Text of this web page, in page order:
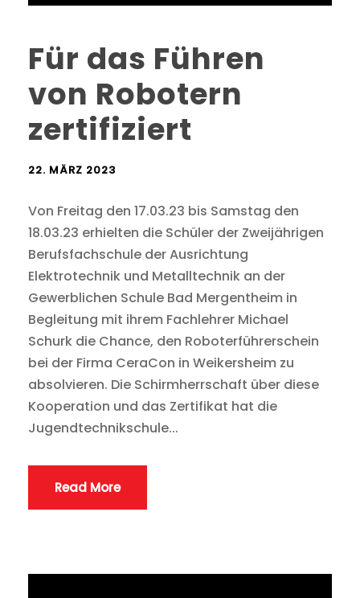
Für das Führen
von Robotern
zertifiziert
22. MÄRZ 2023
Von Freitag den 17.03.23 bis Samstag den
18.03.23 erhielten die Schüler der Zweijährigen
Berufsfachschule der Ausrichtung
Elektrotechnik und Metalltechnik an der
Gewerblichen Schule Bad Mergentheim in
Begleitung mit ihrem Fachlehrer Michael
Schurk die Chance, den Roboterführerschein
bei der Firma CeraCon in Weikersheim zu
absolvieren. Die Schirmherrschaft über diese
Kooperation und das Zertifikat hat die
Jugendtechnikschule...
Read More